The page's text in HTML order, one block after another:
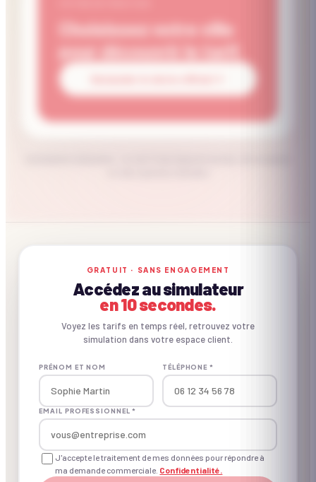
Choisissez votre ville
pour découvrir le tarif.
GRATUIT · SANS ENGAGEMENT
Accédez au simulateur
en 10 secondes.
Voyez les tarifs en temps réel, retrouvez votre
simulation dans votre espace client.
PRÉNOM ET NOM TÉLÉPHONE *
EMAIL PROFESSIONNEL *
J'accepte le traitement de mes données pour répondre à
ma demande commerciale. Confidentialité.
CE QU'ON APPORTE
Inclus vs. non inclus.
Concept créé pour le B2B
Matériel d'animation
Animateur(s) professionnel(s)